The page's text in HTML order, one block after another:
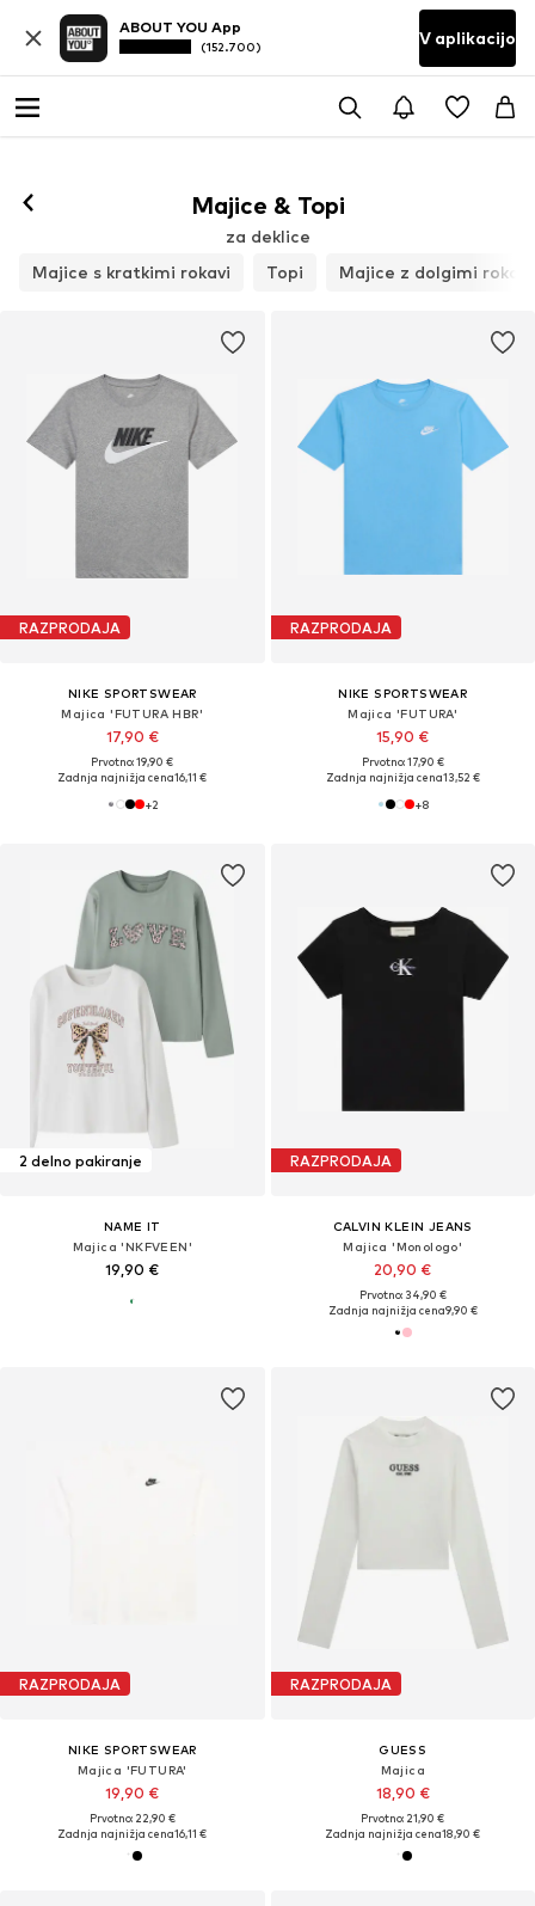
ABOUT YOU App
(152.700) V aplikacijo
Majice & Topi
za deklice
Majice s kratkimi rokavi
Topi Majice z dolgimi rokavi
RAZPRODAJA
NIKE SPORTSWEAR
Majica 'FUTURA HBR'
17,90 €
Prvotno: 19,90 €
Zadnja najnižja cena16,11 €
+2
RAZPRODAJA
NIKE SPORTSWEAR
Majica 'FUTURA'
15,90 €
Prvotno: 17,90 €
Zadnja najnižja cena13,52 €
+8
2 delno pakiranje
NAME IT
Majica 'NKFVEEN'
19,90 €
RAZPRODAJA
CALVIN KLEIN JEANS
Majica 'Monologo'
20,90 €
Prvotno: 34,90 €
Zadnja najnižja cena9,90 €
RAZPRODAJA
NIKE SPORTSWEAR
Majica 'FUTURA'
19,90 €
Prvotno: 22,90 €
Zadnja najnižja cena16,11 €
RAZPRODAJA
GUESS
Majica
18,90 €
Prvotno: 21,90 €
Zadnja najnižja cena18,90 €